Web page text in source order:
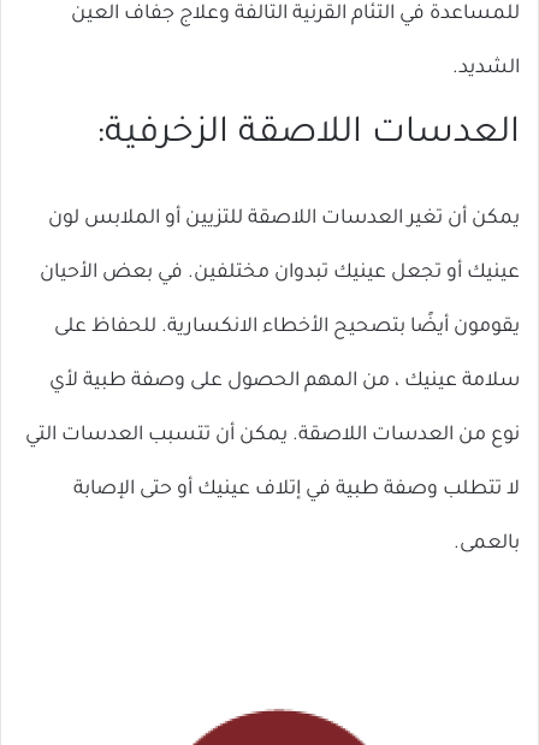
للمساعدة في التئام القرنية التالفة وعلاج جفاف العين
الشديد.
العدسات اللاصقة الزخرفية:
يمكن أن تغير العدسات اللاصقة للتزيين أو الملابس لون
عينيك أو تجعل عينيك تبدوان مختلفين. في بعض الأحيان
يقومون أيضًا بتصحيح الأخطاء الانكسارية. للحفاظ على
سلامة عينيك ، من المهم الحصول على وصفة طبية لأي
نوع من العدسات اللاصقة. يمكن أن تتسبب العدسات التي
لا تتطلب وصفة طبية في إتلاف عينيك أو حتى الإصابة
بالعمى.